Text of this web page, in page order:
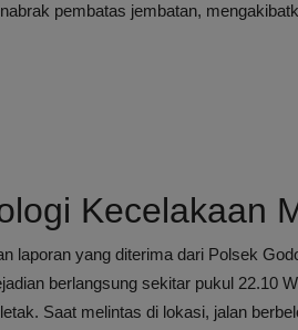
pembatas jembatan,
Kecelakaan
laporan yang diterima dari Polsek
berlangsung sekitar pukul 22.10
Saat melintas di lokasi, jalan